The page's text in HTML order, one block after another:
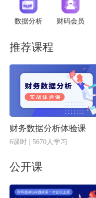
数据分析 财码会员
推荐课程
财务数据分析体验课
6课时 | 5670人学习
公开课